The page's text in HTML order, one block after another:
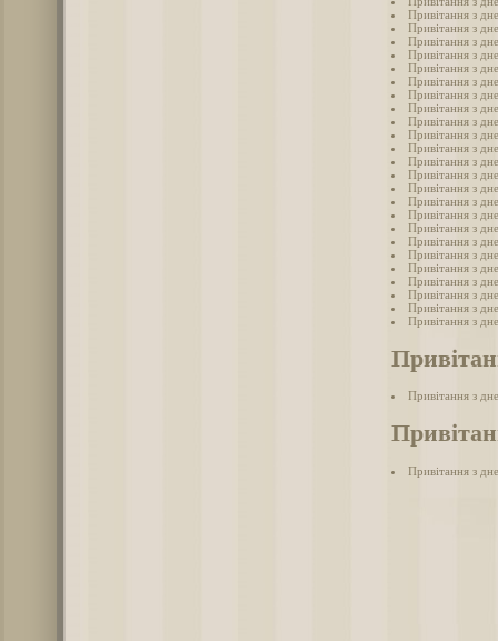
Привітання з
Привітання з
Привітання з
Привітання з
Привітання з
Привітання з
Привітання з
Привітання з
Привітання з
Привітання з
Привітання з
Привітання з
Привітання з
Привітання з
Привітання з
Привітання з
Привітання з
Привітання з
Привітання з
Привітання з
Привітання з
Привітання з
Привітання з
Привітання з
Привітання з
Привітання з